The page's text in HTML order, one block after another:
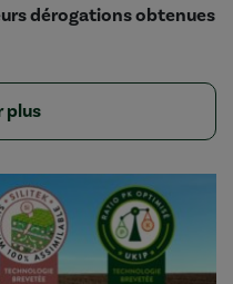
dérogations obtenues
plus